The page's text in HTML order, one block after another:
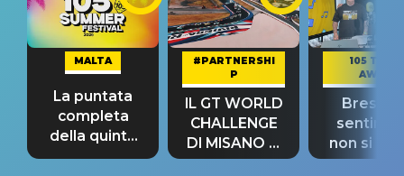
MALTA
La puntata
completa
della quinta
tappa
#PARTNERSHI
P
IL GT WORLD
CHALLENGE
DI MISANO si
riconferma
105 TAKE
AWAY
Bresh:
non si
fino alla